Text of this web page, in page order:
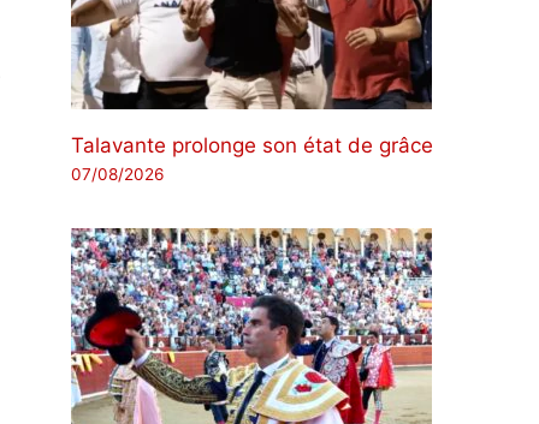
Talavante prolonge son état de grâce
07/08/2026